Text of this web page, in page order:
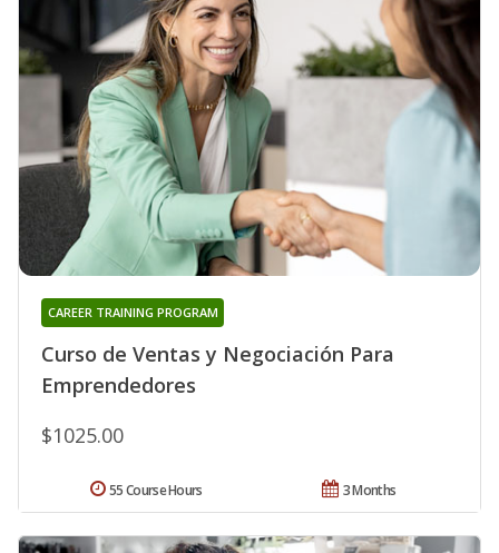
Curso de Ventas y Negociación Para
Emprendedores
CAREER TRAINING PROGRAM
$1025.00
3 Months
55 Course Hours